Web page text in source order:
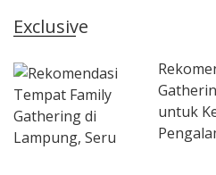
Exclusive
untuk